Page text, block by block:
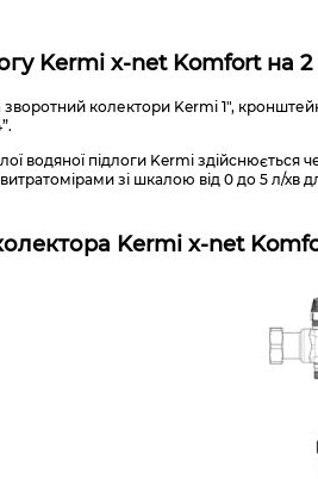
Kermi x-net Komfort на
колектори Kermi 1″,
водяної підлоги Kermi
зі шкалою від 0 до 5 л/хв
Kermi x-net